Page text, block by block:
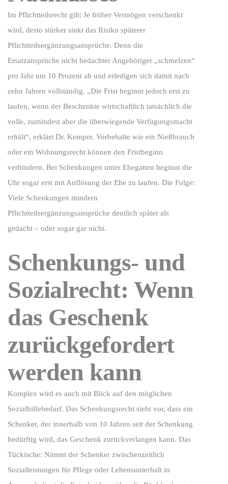
Im Pflichtteilsrecht gilt: Je früher Vermögen verschenkt
wird, desto stärker sinkt das Risiko späterer
Pflichtteilsergänzungsansprüche. Denn die
Ersatzansprüche nicht bedachter Angehöriger „schmelzen“
pro Jahr um 10 Prozent ab und erledigen sich damit nach
zehn Jahren vollständig. „Die Frist beginnt jedoch erst zu
laufen, wenn der Beschenkte wirtschaftlich tatsächlich die
volle, zumindest aber die überwiegende Verfügungsmacht
erhält“, erklärt Dr. Kemper. Vorbehalte wie ein Nießbrauch
oder ein Wohnungsrecht können den Fristbeginn
verhindern. Bei Schenkungen unter Ehegatten beginnt die
Uhr sogar erst mit Auflösung der Ehe zu laufen. Die Folge:
Viele Schenkungen mindern
Pflichtteilsergänzungsansprüche deutlich später als
gedacht – oder sogar gar nicht.
Schenkungs- und
Sozialrecht: Wenn
das Geschenk
zurückgefordert
werden kann
Komplex wird es auch mit Blick auf den möglichen
Sozialhilfebedarf. Das Schenkungsrecht sieht vor, dass ein
Schenker, der innerhalb von 10 Jahren seit der Schenkung
bedürftig wird, das Geschenk zurückverlangen kann. Das
Tückische: Nimmt der Schenker zwischenzeitlich
Sozialleistungen für Pflege oder Lebensunterhalt in